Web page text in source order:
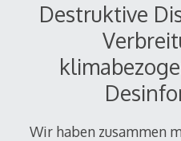
Destruktive
Wir haben zusammen